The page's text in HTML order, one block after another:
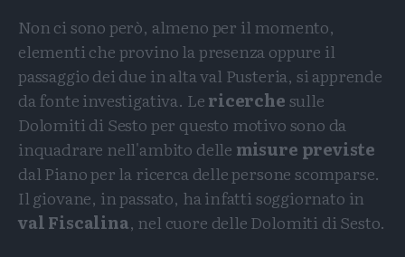
Non ci sono però, almeno per il momento,
elementi che provino la presenza oppure il
passaggio dei due in alta val Pusteria, si apprende
da fonte investigativa. Lericerchesulle
Dolomiti di Sesto per questo motivo sono da
inquadrare nell'ambito delle misure previste
dal Piano per la ricerca delle persone scomparse.
Il giovane, in passato, ha infatti soggiornato in
val Fiscalina, nel cuore delle Dolomiti di Sesto.